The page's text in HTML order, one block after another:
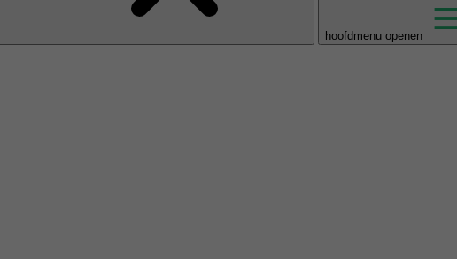
hoofdmenu openen